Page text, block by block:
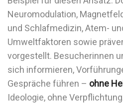
Neuromodulation,
und Schlafmedizin, Atem-
Umweltfaktoren sowie
vorgestellt. Besucherinnen
sich informieren,
Gespräche führen – ohne
Ideologie, ohne